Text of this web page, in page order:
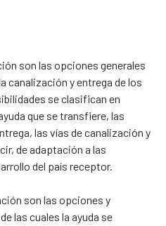
son las opciones generales
canalización y entrega de los
se clasifican en
que se transfiere, las
las vías de canalización y
de adaptación a las
del país receptor.
son las opciones y
las cuales la ayuda se